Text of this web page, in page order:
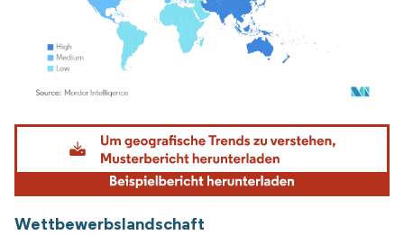
Bild © Mordor Intelligence. Wiederverwendung erfordert Namensnennung gemäß
Wettbewerbslandschaft